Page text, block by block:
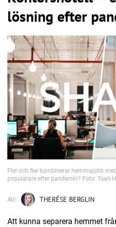
lösning efter
Fler och fler kombinerar hemmajobb
populärare efter pandemin? Foto: Toah
AV: THERÉSE BERGLIN
Att kunna separera hemmet